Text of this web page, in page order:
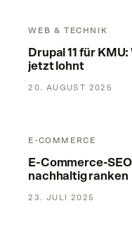
WEB & TECHNIK
Drupal 11 für
jetzt lohnt
20. AUGUST 2025
E-COMMERCE
E-Commerce-
nachhaltig ranken
23. JULI 2025